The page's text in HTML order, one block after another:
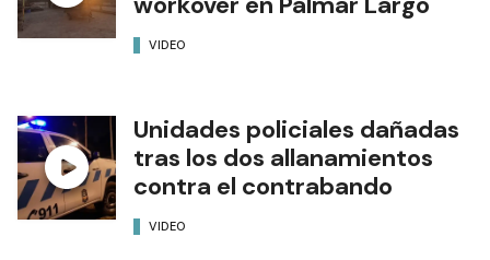
VIDEO
Unidades policiales dañadas
tras los dos allanamientos
contra el contrabando
VIDEO